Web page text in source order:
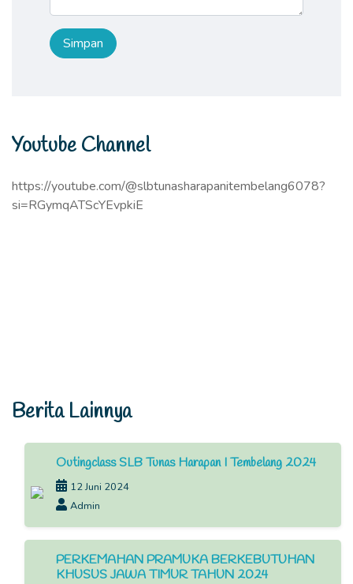
Youtube Channel
https://youtube.com/@slbtunasharapanitembelang6078?
si=RGymqATScYEvpkiE
Berita Lainnya
Outingclass SLB Tunas Harapan I Tembelang 2024
12 Juni 2024
Admin
PERKEMAHAN PRAMUKA BERKEBUTUHAN
KHUSUS JAWA TIMUR TAHUN 2024